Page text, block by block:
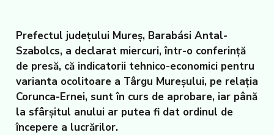
Prefectul județului Mureș, Barabási Antal-
Szabolcs, a declarat miercuri, într-o conferință
de presă, că indicatorii tehnico-economici pentru
varianta ocolitoare a Târgu Mureșului, pe relația
Corunca-Ernei, sunt în curs de aprobare, iar până
la sfârșitul anului ar putea fi dat ordinul de
începere a lucrărilor.